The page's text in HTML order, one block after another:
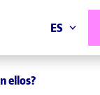
ES
ellos?